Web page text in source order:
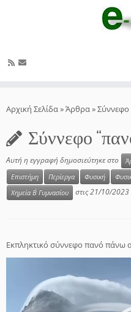
στο
Αρχική Σελίδα»Άρθρα»Σύννεφο
Σύννεφο
Αυτή η εγγραφή δημοσιεύτηκε στο
Επιστήμη
Περίεργα Φυσική
Χημεία Β΄ Γυμνασίου
στις21/10/2023
Εκπληκτικό σύννεφο πανό πάνω
Αναπαραγωγής